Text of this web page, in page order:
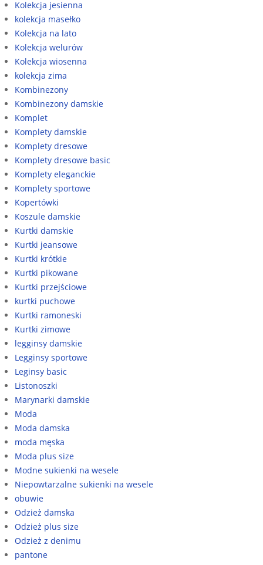
Kolekcja jesienna
kolekcja masełko
Kolekcja na lato
Kolekcja welurów
Kolekcja wiosenna
kolekcja zima
Kombinezony
Kombinezony damskie
Komplet
Komplety damskie
Komplety dresowe
Komplety dresowe basic
Komplety eleganckie
Komplety sportowe
Kopertówki
Koszule damskie
Kurtki damskie
Kurtki jeansowe
Kurtki krótkie
Kurtki pikowane
Kurtki przejściowe
kurtki puchowe
Kurtki ramoneski
Kurtki zimowe
legginsy damskie
Legginsy sportowe
Leginsy basic
Listonoszki
Marynarki damskie
Moda
Moda damska
moda męska
Moda plus size
Modne sukienki na wesele
Niepowtarzalne sukienki na wesele
obuwie
Odzież damska
Odzież plus size
Odzież z denimu
pantone